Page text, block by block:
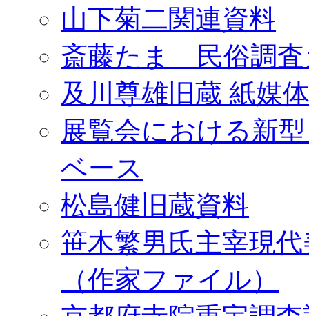
山下菊二関連資料
斎藤たま 民俗調査
及川尊雄旧蔵 紙媒
展覧会における新
ベース
松島健旧蔵資料
笹木繁男氏主宰現
（作家ファイル）